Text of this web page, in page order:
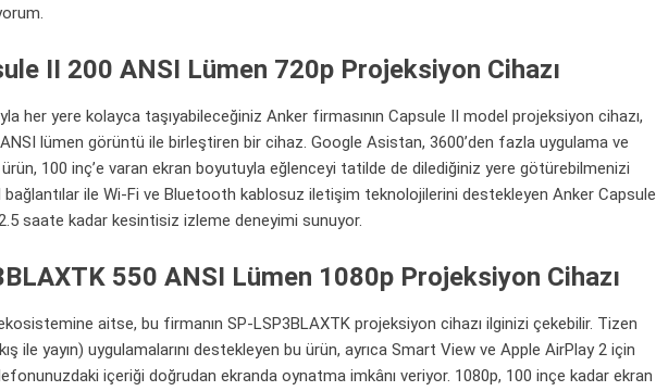
II 200 ANSI Lümen 720p Projeksiyon Cihazı
her yere kolayca taşıyabileceğiniz Anker firmasının Capsule II model projeksiyon cihazı,
lümen görüntü ile birleştiren bir cihaz. Google Asistan, 3600’den fazla uygulama ve
100 inç’e varan ekran boyutuyla eğlenceyi tatilde de dilediğiniz yere götürebilmenizi
ile Wi-Fi ve Bluetooth kablosuz iletişim teknolojilerini destekleyen Anker Capsule
saate kadar kesintisiz izleme deneyimi sunuyor.
550 ANSI Lümen 1080p Projeksiyon Cihazı
aitse, bu firmanın SP-LSP3BLAXTK projeksiyon cihazı ilginizi çekebilir. Tizen
ile yayın) uygulamalarını destekleyen bu ürün, ayrıca Smart View ve Apple AirPlay 2 için
içeriği doğrudan ekranda oynatma imkânı veriyor. 1080p, 100 inçe kadar ekran